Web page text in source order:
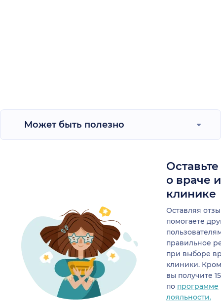
Может быть полезно
о враче
клинике
Оставляя
помогаете
правильное
при выборе
клиники.
вы получите
по программе
лояльности.